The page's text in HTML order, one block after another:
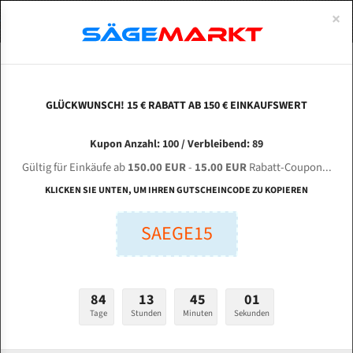
Malwa machıne tools 210 TCA/TCSA Bi-Metal
M42 HSS Bandsägeblatt
Länge (mm):
Stärken + Zahnteilung:
mm
ABOUTS
ENGLISH
Bi-Metall Meterware
Fleischerei Bandsägeblätter
Bandmesser Glatt Meterware
Konvex Meterware
×
GLÜCKWUNSCH! 15 € RABATT AB 150 € EINKAUFSWERT
Kupon Anzahl: 100 / Verbleibend: 89
Gültig für Einkäufe ab150.00 EUR- 15.00 EURRabatt-Coupon...
KLICKEN SIE UNTEN, UM IHREN GUTSCHEINCODE ZU KOPIEREN
SAEGE15
84
Tage
13
Stunden
45
Minuten
00
Sekunden